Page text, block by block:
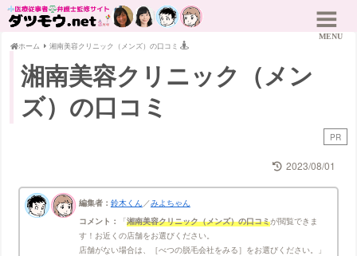
ホーム 湘南美容クリニック（メンズ）の口コミ
湘南美容クリニック（メン
ズ）の口コミ
PR
2023/08/01
編集者： 鈴木くん ／みよちゃん
コメント：
湘南美容クリニック（メンズ）の口コミが閲覧できま
す！お近くの店舗をお選びください。
店舗がない場合は、［べつの脱毛会社をみる］をお選びください。